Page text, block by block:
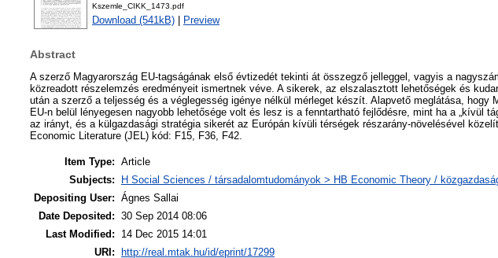
Kszemle_CIKK_1473.pdf
Download (541kB) Preview
Abstract
A szerző Magyarország EU-tagságának első évtizedét tekinti át összegző jelleggel, vagyis a
közreadott részelemzés eredményeit ismertnek véve. A sikerek, az elszalasztott lehetőségek és
után a szerző a teljesség és a véglegesség igénye nélkül mérleget készít. Alapvető meglátása, hogy
EU-n belül lényegesen nagyobb lehetősége volt és lesz is a fenntartható fejlődésre, mint ha a „kívül
az irányt, és a külgazdasági stratégia sikerét az Európán kívüli térségek részarány-növelésével
Economic Literature (JEL) kód: F15, F36, F42.
Item Type: Article
Subjects:
H Social Sciences / társadalomtudományok > HB Economic Theory /
Depositing User: Ágnes Sallai
Date Deposited: 30 Sep 2014 08:06
Last Modified:
14 Dec 2015 14:01
URI: http://real.mtak.hu/id/eprint/17299